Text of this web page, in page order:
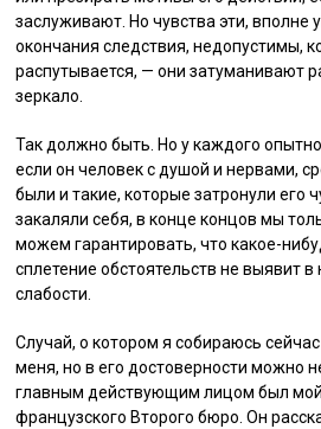
заслуживают. Но чувства эти, вполне
окончания следствия, недопустимы,
распутывается, — они затуманивают
зеркало.
Так должно быть. Но у каждого
если он человек с душой и нервами,
были и такие, которые затронули его
закаляли себя, в конце концов мы
можем гарантировать, что какое-
сплетение обстоятельств не выявит в
слабости.
Случай, о котором я собираюсь сейчас
меня, но в его достоверности можно
главным действующим лицом был
французского Второго бюро. Он